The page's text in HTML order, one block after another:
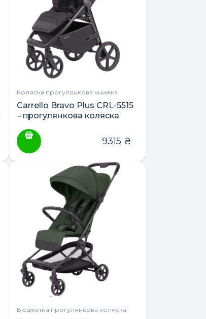
Коляска прогулянкова книжка
Carrello Bravo Plus CRL-5515
– прогулянкова коляска
9315 ₴
Бюджетна прогулянкова коляска